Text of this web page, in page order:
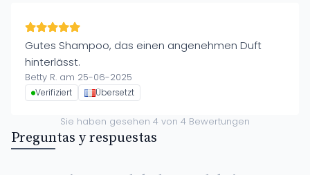
Gutes Shampoo, das einen angenehmen Duft
hinterlässt.
Betty R. am 25-06-2025
Verifiziert Übersetzt
Sie haben gesehen 4 von 4 Bewertungen
Preguntas y respuestas